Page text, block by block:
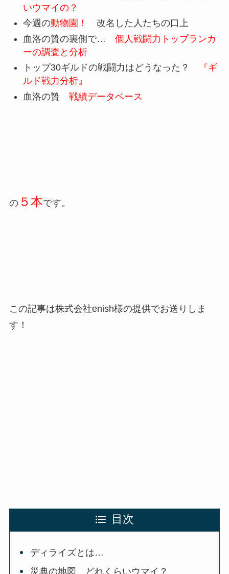
いウマイの？
今週の動物園！
改名した人たちの口上
血洛の贄の裏側で… 個人戦闘力トップランカ
ーの調査と分析
トップ30ギルドの戦闘力はどうなった？
『ギ
ルド戦力分析』
血洛の贄 戦績データベース
の５本です。
この記事は株式会社enish様の提供でお送りしま
す！
目次
ディライズとは…
災典の地図 どれくらいウマイ？